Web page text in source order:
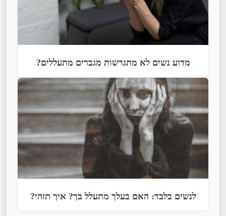
מדוע נשים לא מתגרשות מגברים מתעללים?
לנשים בלבד: האם בעלך מתעלל בך? איך תזהי?